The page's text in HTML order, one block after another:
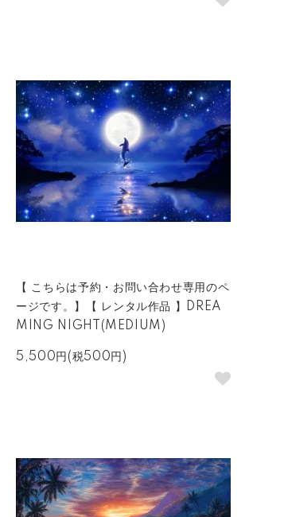
【 こちらは予約・お問い合わせ専用のペ
ージです。】【 レンタル作品 】DREA
MING NIGHT(MEDIUM)
5,500円(税500円)